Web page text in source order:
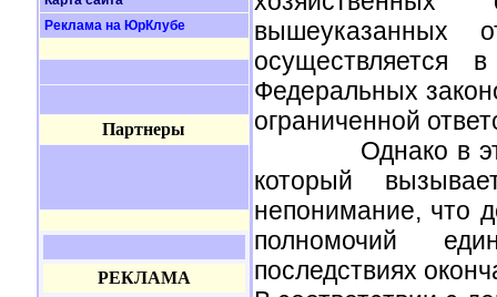
Реклама на ЮрКлубе
Партнеры
РЕКЛАМА
вышеуказанных
осуществляется
Федеральных
ограниченной
Однако в этом
который
непонимание, что
полномочий
последствиях